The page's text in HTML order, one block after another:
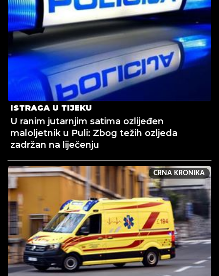
ISTRAGA U TIJEKU
U ranim jutarnjim satima ozlijeđen
maloljetnik u Puli: Zbog težih ozljeda
zadržan na liječenju
CRNA KRONIKA